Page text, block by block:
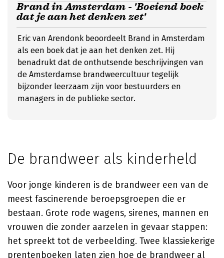
Brand in Amsterdam - 'Boeiend boek
dat je aan het denken zet'
Eric van Arendonk beoordeelt Brand in Amsterdam
als een boek dat je aan het denken zet. Hij
benadrukt dat de onthutsende beschrijvingen van
de Amsterdamse brandweercultuur tegelijk
bijzonder leerzaam zijn voor bestuurders en
managers in de publieke sector.
De brandweer als kinderheld
Voor jonge kinderen is de brandweer een van de
meest fascinerende beroepsgroepen die er
bestaan. Grote rode wagens, sirenes, mannen en
vrouwen die zonder aarzelen in gevaar stappen:
het spreekt tot de verbeelding. Twee klassiekerige
prentenboeken laten zien hoe de brandweer al